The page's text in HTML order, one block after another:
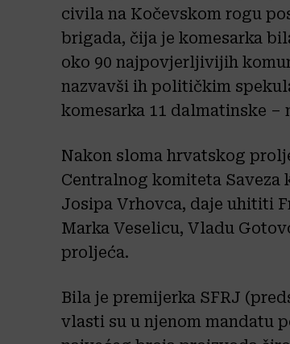
civila na Kočevskom rogu
brigada, čija je komesarka
oko 90 najpovjerljivijih
nazvavši ih političkim
komesarka 11 dalmatinske –
Nakon sloma hrvatskog
Centralnog komiteta
Josipa Vrhovca, daje uhititi
Marka Veselicu, Vladu
proljeća.
Bila je premijerka SFRJ
vlasti su u njenom mandatu